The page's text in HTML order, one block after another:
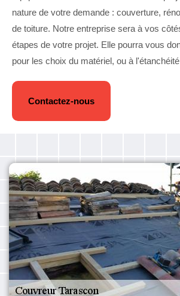
nature de votre demande : couverture,
de toiture. Notre entreprise sera à vos
étapes de votre projet. Elle pourra vous
pour les choix du matériel, ou à
Contactez-nous